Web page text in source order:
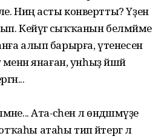
Ниңә асты конвертты? Үҙенә
Кейәүгә сыҡҡанын белмәйме
алып барырға, үтенесен
менән янаған, унһыҙ йәшәй
Ата-әсәһенә лә өндәшмәүҙе
атаһы тип әйтергә лә